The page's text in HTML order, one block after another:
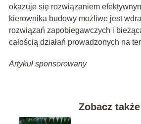
okazuje się rozwiązaniem
kierownika budowy możliwe jest
rozwiązań zapobiegawczych i
całością działań prowadzonych na
Artykuł sponsorowany
Zobacz